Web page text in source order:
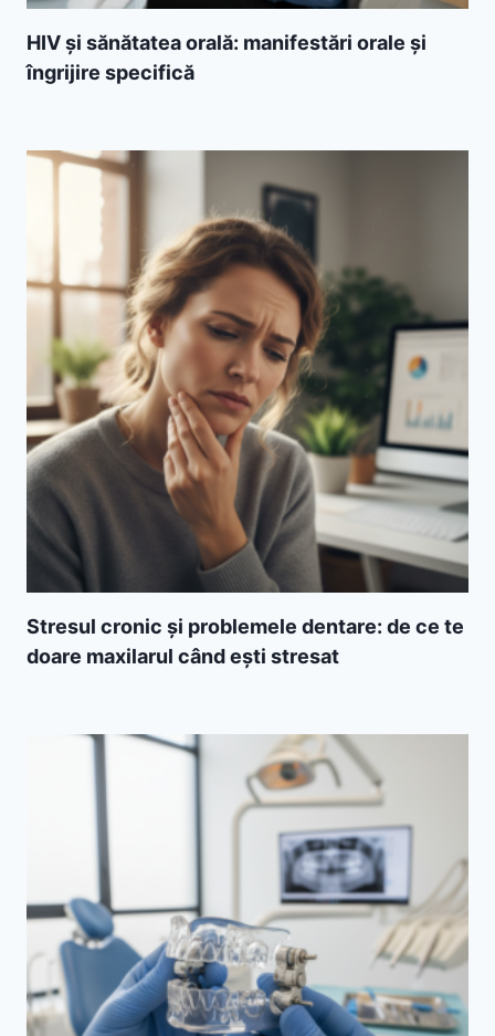
HIV și sănătatea orală: manifestări orale și
îngrijire specifică
Stresul cronic și problemele dentare: de ce te
doare maxilarul când ești stresat